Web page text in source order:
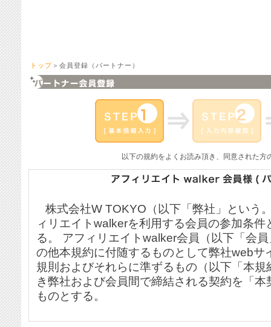
トップ ＞会員登録（パートナー）
以下の規約をよくお読み頂き、同意された方